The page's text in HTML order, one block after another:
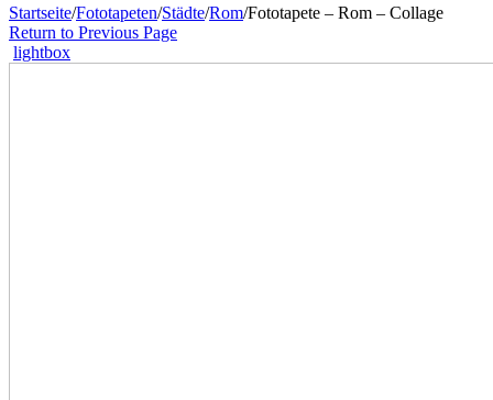
Startseite/Fototapeten/Städte/Rom/Fototapete – Rom – Collage
Return to Previous Page
lightbox